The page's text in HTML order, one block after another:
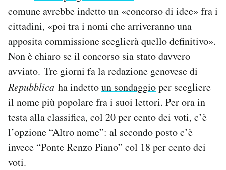
comune avrebbe indetto un «concorso di idee» fra i
cittadini, «poi tra i nomi che arriveranno una
apposita commissione sceglierà quello definitivo».
Non è chiaro se il concorso sia stato davvero
avviato. Tre giorni fa la redazione genovese di
Repubblica ha indettoun sondaggioper scegliere
il nome più popolare fra i suoi lettori. Per ora in
testa alla classifica, col 20 per cento dei voti, c’è
l’opzione “Altro nome”: al secondo posto c’è
invece “Ponte Renzo Piano” col 18 per cento dei
voti.